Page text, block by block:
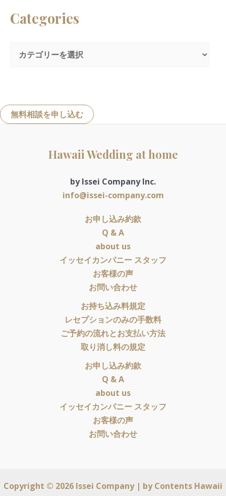
Categories
無料相談を申し込む
Hawaii Wedding at home
by Issei Company Inc.
info@issei-company.com
お申し込み約款
Q & A
about us
イッセイカンパニー スタッフ
お客様の声
お問い合わせ
お持ち込み料規定
レセプションのみの手数料
ご予約の流れとお支払い方法
取り消し料の規定
お申し込み約款
Q & A
about us
イッセイカンパニー スタッフ
お客様の声
お問い合わせ
Copyright © 2026 Issei Company | byContents Hawaii